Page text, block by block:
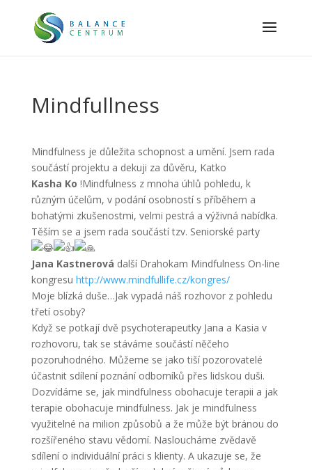
Mindfullness
Mindfulness je důležita schopnost a umění. Jsem rada
součástí projektu a dekuji za důvěru, Katko
Kasha Ko !Mindfulness z mnoha úhlů pohledu, k
různým účelům, v podání osobností s příběhem a
bohatými zkušenostmi, velmi pestrá a výživná nabídka.
Těším se a jsem rada součástí tzv. Seniorské party
Jana Kastnerová další Drahokam Mindfulness On-line
kongresu http://www.mindfullife.cz/kongres/
Moje blízká duše…Jak vypadá náš rozhovor z pohledu
třetí osoby?
Když se potkají dvě psychoterapeutky Jana a Kasia v
rozhovoru, tak se stáváme součástí něčeho
pozoruhodného. Můžeme se jako tiší pozorovatelé
účastnit sdílení poznání odborníků přes lidskou duši.
Dozvídáme se, jak mindfulness obohacuje terapii a jak
terapie obohacuje mindfulness. Jak je mindfulness
využitelné na milion způsobů a že může být bránou do
rozšířeného stavu vědomí. Nasloucháme zvědavě
sdílení o individuální práci s klienty. A ukazuje se, že